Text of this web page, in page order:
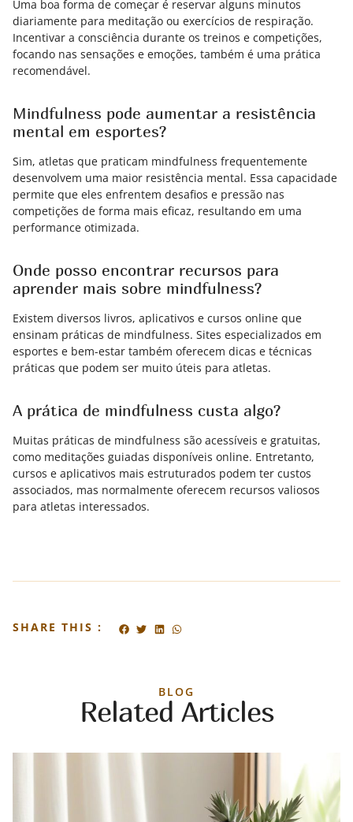
Uma boa forma de começar é reservar alguns minutos
diariamente para meditação ou exercícios de respiração.
Incentivar a consciência durante os treinos e competições,
focando nas sensações e emoções, também é uma prática
recomendável.
Mindfulness pode aumentar a resistência
mental em esportes?
Sim, atletas que praticam mindfulness frequentemente
desenvolvem uma maior resistência mental. Essa capacidade
permite que eles enfrentem desafios e pressão nas
competições de forma mais eficaz, resultando em uma
performance otimizada.
Onde posso encontrar recursos para
aprender mais sobre mindfulness?
Existem diversos livros, aplicativos e cursos online que
ensinam práticas de mindfulness. Sites especializados em
esportes e bem-estar também oferecem dicas e técnicas
práticas que podem ser muito úteis para atletas.
A prática de mindfulness custa algo?
Muitas práticas de mindfulness são acessíveis e gratuitas,
como meditações guiadas disponíveis online. Entretanto,
cursos e aplicativos mais estruturados podem ter custos
associados, mas normalmente oferecem recursos valiosos
para atletas interessados.
SHARE THIS :
BLOG
Related Articles